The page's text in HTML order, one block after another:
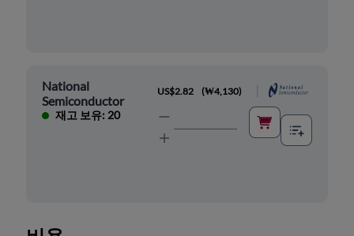
National
Semiconductor
재고 보유: 20
US$2.82 (₩4,130)